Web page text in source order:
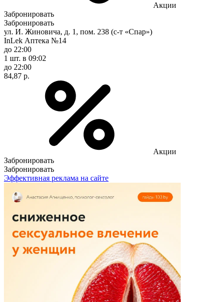
Акции
Забронировать
Забронировать
ул. И. Жиновича, д. 1, пом. 238 (с-т «Спар»)
InLek Аптека №14
до 22:00
1 шт. в 09:02
до 22:00
84,87 р.
Акции
Забронировать
Забронировать
Эффективная реклама на сайте